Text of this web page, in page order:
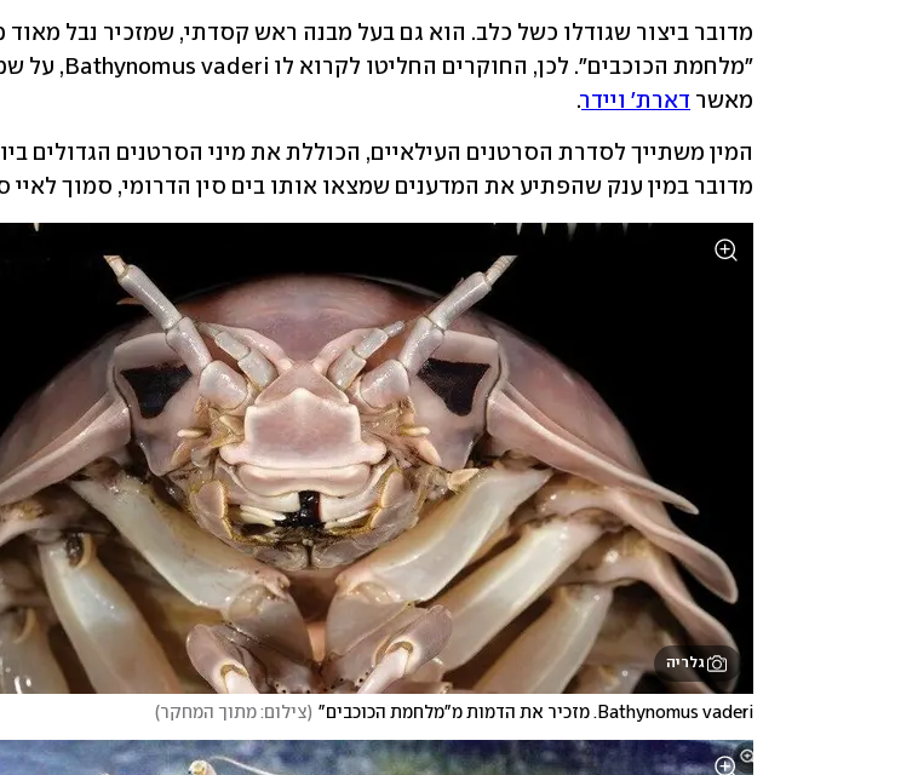
מאשר דארת' ויידר.
מדובר במין ענק שהפתיע את המדענים שמצאו אותו בים סין הדרומי, סמוך לאיי
גלריה
Bathynomus vaderi. מזכיר את הדמות מ"מלחמת הכוכבים" (צילום: מתוך המחקר)